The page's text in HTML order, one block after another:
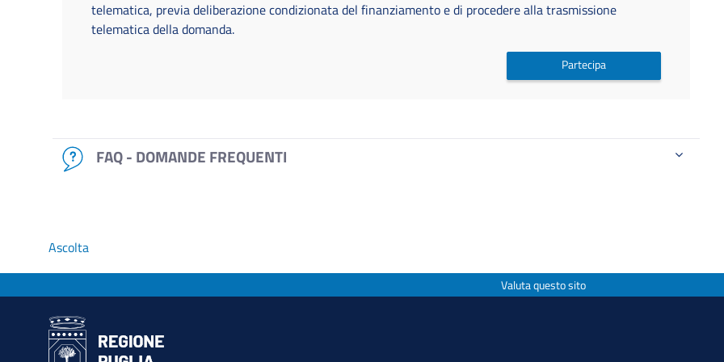
telematica, previa deliberazione condizionata del finanziamento e di procedere alla trasmissione
telematica della domanda.
Partecipa
FAQ - DOMANDE FREQUENTI
Ascolta
Valuta questo sito